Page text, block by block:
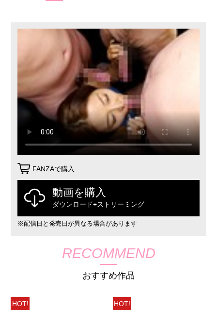
FANZAで購入
動画を購入
ダウンロード+ストリーミング
※配信日と発売日が異なる場合があります
RECOMMEND
おすすめ作品
HOT! HOT!